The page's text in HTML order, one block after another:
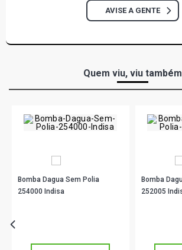
SERIE T 124 CAMINHAO 11.7 24V DSC12
AVISE A GENTE
Quem viu, viu também
Bomba Dagua Sem Polia
254000 Indisa
Bomba
252005